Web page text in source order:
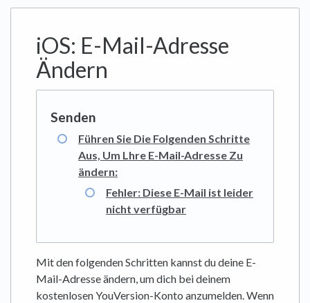
iOS: E-Mail-Adresse
Ändern
Führen Sie Die Folgenden Schritte
Aus, Um Lhre E-Mail-Adresse Zu
ändern:
Fehler: Diese E-Mail ist leider
nicht verfügbar
Mit den folgenden Schritten kannst du deine E-
Mail-Adresse ändern, um dich bei deinem
kostenlosen YouVersion-Konto anzumelden. Wenn